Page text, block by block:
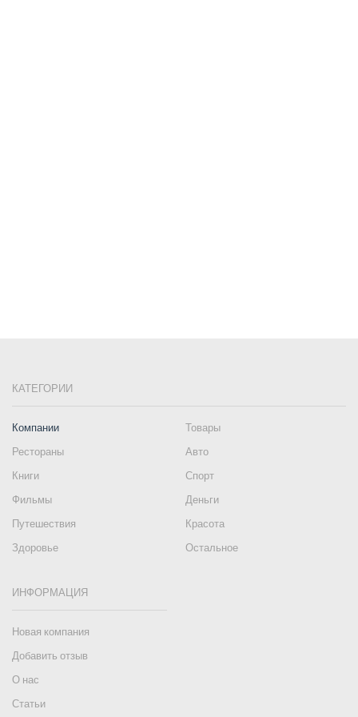
КАТЕГОРИИ
Компании
Товары
Рестораны
Авто
Книги
Спорт
Фильмы
Деньги
Путешествия
Красота
Здоровье
Остальное
ИНФОРМАЦИЯ
Новая компания
Добавить отзыв
О нас
Статьи